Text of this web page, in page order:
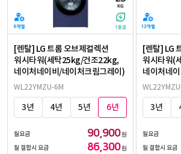
[렌탈] LG 트롬 오브제컬렉션
워시타워(세탁25kg/건조22kg,
네이처네이비/네이처크림그레이)
WL22YMZU-6M
3년 4년 5년 6년
월요금 90,900원
월 결합시 요금
86,300원
[렌탈] LG
워시타워(
네이처네
3년
월요금
월 결합시 요금